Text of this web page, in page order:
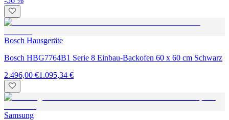
Bosch Hausgeräte
Bosch HBG7764B1 Serie 8 Einbau-Backofen 60 x 60 cm Schwarz
2.496,00 €1.095,34 €
Samsung